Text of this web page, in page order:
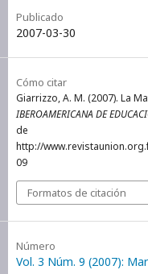
Publicado
2007-03-30
Cómo citar
Giarrizzo, A. M. (2007). La
IBEROAMERICANA DE
de
http://
09
Formatos de citación
Número
Vol. 3 Núm. 9 (2007):